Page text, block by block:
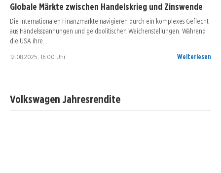
Globale Märkte zwischen Handelskrieg und Zinswende
Die internationalen Finanzmärkte navigieren durch ein komplexes Geflecht
aus Handelsspannungen und geldpolitischen Weichenstellungen. Während
die USA ihre…
12.08.2025, 16:00 Uhr Weiterlesen
Volkswagen Jahresrendite